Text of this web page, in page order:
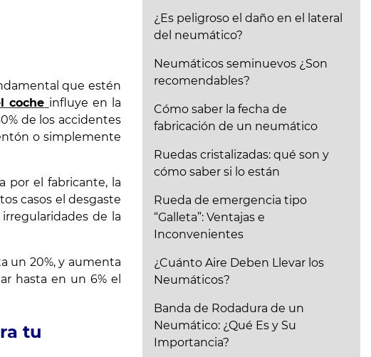
¿Es peligroso el daño en el lateral
del neumático?
Neumáticos seminuevos ¿Son
recomendables?
Cómo saber la fecha de
fabricación de un neumático
Ruedas cristalizadas: qué son y
cómo saber si lo están
Rueda de emergencia tipo
“Galleta”: Ventajas e
Inconvenientes
¿Cuánto Aire Deben Llevar los
Neumáticos?
Banda de Rodadura de un
Neumático: ¿Qué Es y Su
Importancia?
que estén
coche influye en la
de los accidentes
o simplemente
por el fabricante, la
casos el desgaste
de la
un 20%, y aumenta
hasta en un 6% el
tu